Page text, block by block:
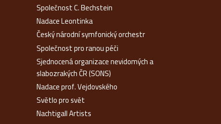
Společnost C. Bechstein
Nadace Leontinka
Český národní symfonický orchestr
Společnost pro ranou péči
Sjednocená organizace nevidomých a
slabozrakých ČR (SONS)
Nadace prof. Vejdovského
Světlo pro svět
Nachtigall Artists